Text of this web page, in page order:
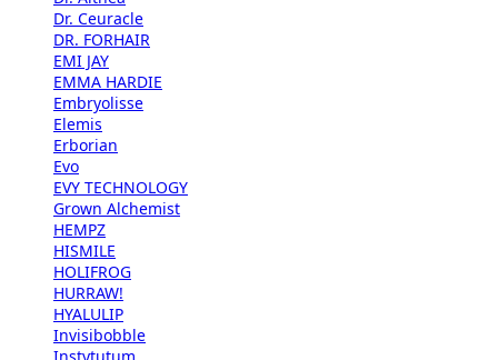
Dr. Ceuracle
DR. FORHAIR
EMI JAY
EMMA HARDIE
Embryolisse
Elemis
Erborian
Evo
EVY TECHNOLOGY
Grown Alchemist
HEMPZ
HISMILE
HOLIFROG
HURRAW!
HYALULIP
Invisibobble